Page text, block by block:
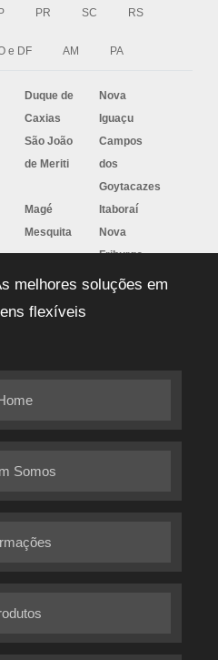
PR SC RS
e DF AM PA
Duque de
Caxias
Nova
Iguaçu
São João
de Meriti
Campos
dos
Goytacazes
Magé
Itaboraí
Mesquita
Nova
Friburgo
Cabo Frio
Nilópolis
melhores soluções em
flexíveis
Somos